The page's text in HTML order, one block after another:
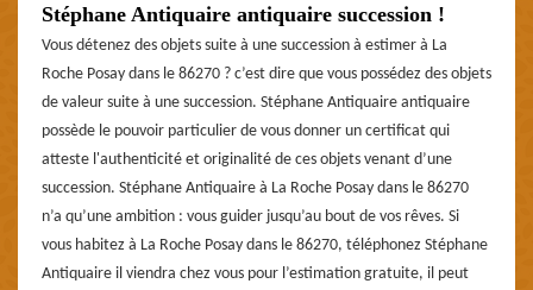
Stéphane Antiquaire antiquaire succession !
Vous détenez des objets suite à une succession à estimer à La
Roche Posay dans le 86270 ? c’est dire que vous possédez des objets
de valeur suite à une succession. Stéphane Antiquaire antiquaire
possède le pouvoir particulier de vous donner un certificat qui
atteste l'authenticité et originalité de ces objets venant d’une
succession. Stéphane Antiquaire à La Roche Posay dans le 86270
n’a qu’une ambition : vous guider jusqu’au bout de vos rêves. Si
vous habitez à La Roche Posay dans le 86270, téléphonez Stéphane
Antiquaire il viendra chez vous pour l’estimation gratuite, il peut